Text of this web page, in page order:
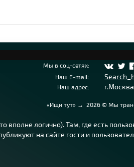
Мы в соц-сетях:
Наш E-mail:
Наш адрес:
«Ищи тут» →2026 © Мы
логично). Там, где есть
на сайте гости и